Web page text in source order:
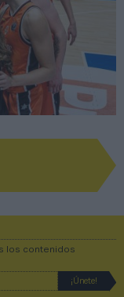
los contenidos